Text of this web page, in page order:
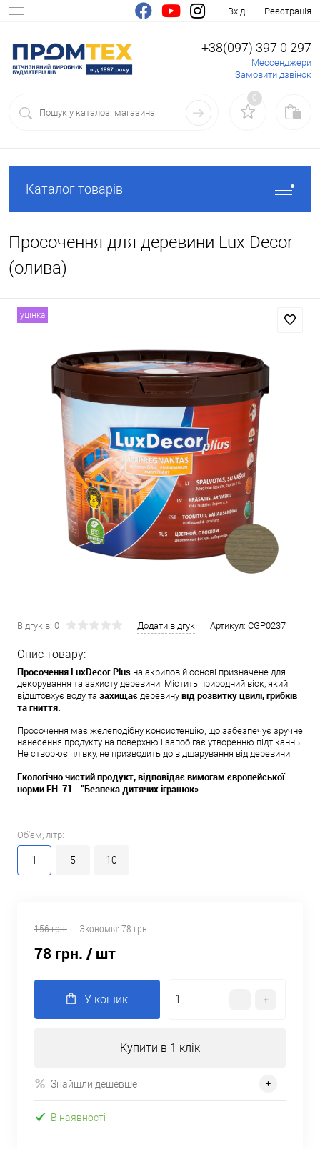
Вхід Реєстрація
+38(097) 397 0 297
Мессенджери
Замовити дзвінок
0
Каталог товарів
Просочення для деревини Lux Decor
(олива)
уцінка
Відгуків: 0 Додати відгук Артикул: CGP0237
Опис товару:
Просочення LuxDecor Plus на акриловiй основi призначене для
декорування та захисту деревини. Містить природний віск, який
відштовхує воду та захищає деревину від розвитку цвилі, грибків
та гниття.
Просочення має желеподібну консистенцію, що забезпечує зручне
нанесення продукту на поверхню і запобігає утворенню підтіканнь.
Не створює плівку, не призводить до відшарування від деревини.
Екологічно чистий продукт, відповідає вимогам європейської
норми ЕН-71 - "Безпека дитячих іграшок».
Об'єм, літр:
1 5 10
156 грн. Экономія: 78 грн.
78 грн. / шт
У кошик
Купити в 1 клік
Знайшли дешевше
В наявності